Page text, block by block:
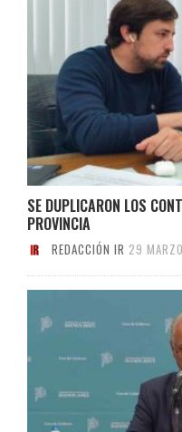
SE DUPLICARON LOS
PROVINCIA
REDACCIÓN IR 29